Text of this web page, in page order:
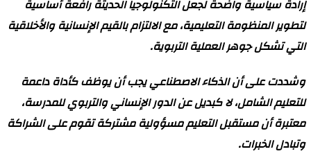
إرادة سياسية واضحة لجعل التكنولوجيا الحديثة رافعة أساسية
لتطوير المنظومة التعليمية، مع الالتزام بالقيم الإنسانية والأخلاقية
التي تشكل جوهر العملية التربوية.
وشددت على أن الذكاء الاصطناعي يجب أن يوظف كأداة داعمة
للتعليم الشامل، لا كبديل عن الدور الإنساني والتربوي للمدرسة،
معتبرة أن مستقبل التعليم مسؤولية مشتركة تقوم على الشراكة
وتبادل الخبرات.